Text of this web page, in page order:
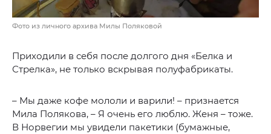
Фото из личного архива Милы Поляковой
Приходили в себя после долгого дня «Белка и
Стрелка», не только вскрывая полуфабрикаты.
– Мы даже кофе мололи и варили! – признается
Мила Полякова, – Я очень его люблю. Женя – тоже.
В Норвегии мы увидели пакетики (бумажные,